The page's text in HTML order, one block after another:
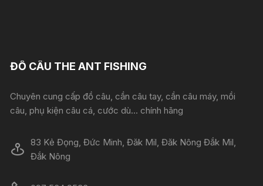
ĐỒ CÂU THE ANT FISHING
Chuyên cung cấp đồ câu, cần câu tay, cần câu máy, mồi
câu, phụ kiện câu cá, cước dù... chính hãng
83 Kẻ Đọng, Đức Minh, Đăk Mil, Đăk Nông Đắk Mil,
Đắk Nông